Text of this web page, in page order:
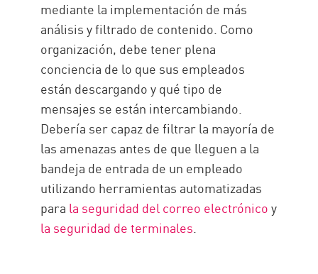
mediante la implementación de más
análisis y filtrado de contenido. Como
organización, debe tener plena
conciencia de lo que sus empleados
están descargando y qué tipo de
mensajes se están intercambiando.
Debería ser capaz de filtrar la mayoría de
las amenazas antes de que lleguen a la
bandeja de entrada de un empleado
utilizando herramientas automatizadas
para la seguridad del correo electrónicoy
la seguridad de terminales.